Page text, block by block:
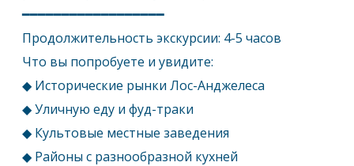
━━━━━━━━━━━━━━━━━━
Продолжительность экскурсии: 4-5 часов
Что вы попробуете и увидите:
◆ Исторические рынкиЛос-Анджелеса
◆ Уличную еду и фуд-траки
◆ Культовые местные заведения
◆ Районы с разнообразной кухней